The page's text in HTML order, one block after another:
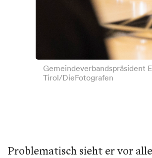
Gemeindeverbandspräsident
Tirol/DieFotografen
Problematisch sieht er vor